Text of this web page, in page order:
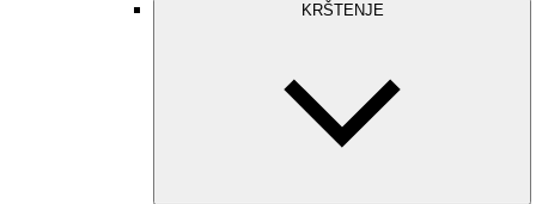
KRŠTENJE